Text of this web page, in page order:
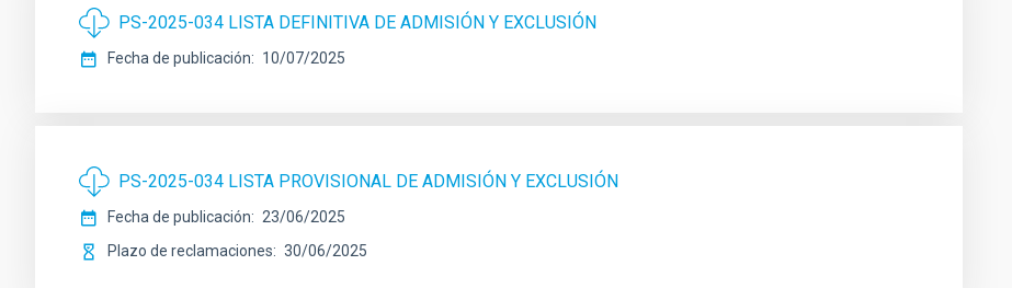
PS-2025-034 LISTA DEFINITIVA DE ADMISIÓN Y EXCLUSIÓN
Fecha de publicación 10/07/2025
PS-2025-034 LISTA PROVISIONAL DE ADMISIÓN Y EXCLUSIÓN
Fecha de publicación
23/06/2025
Plazo de reclamaciones
30/06/2025